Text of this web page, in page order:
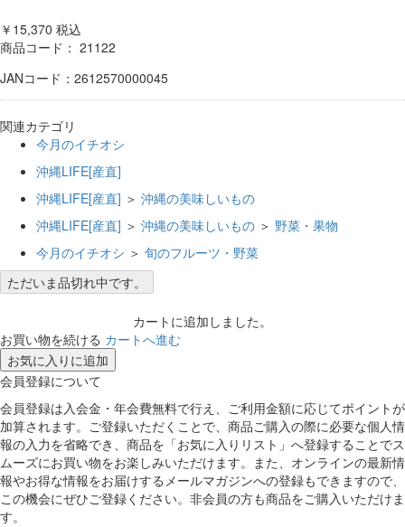
￥15,370 税込
商品コード： 21122
JANコード：2612570000045
関連カテゴリ
今月のイチオシ
沖縄LIFE[産直]
沖縄LIFE[産直] ＞ 沖縄の美味しいもの
沖縄LIFE[産直] ＞ 沖縄の美味しいもの ＞ 野菜・果物
今月のイチオシ ＞ 旬のフルーツ・野菜
ただいま品切れ中です。
カートに追加しました。
お買い物を続ける カートへ進む
お気に入りに追加
会員登録について
会員登録は入会金・年会費無料で行え、ご利用金額に応じてポイントが
加算されます。ご登録いただくことで、商品ご購入の際に必要な個人情
報の入力を省略でき、商品を「お気に入りリスト」へ登録することでス
ムーズにお買い物をお楽しみいただけます。また、オンラインの最新情
報やお得な情報をお届けするメールマガジンへの登録もできますので、
この機会にぜひご登録ください。非会員の方も商品をご購入いただけま
す。